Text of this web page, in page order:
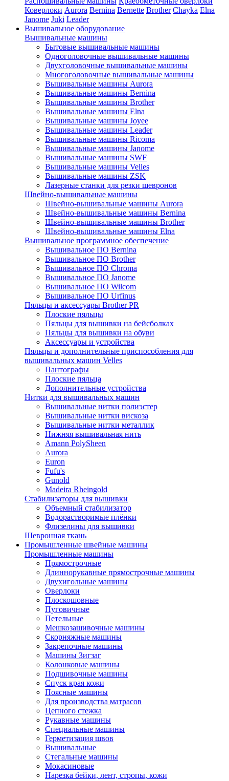
Коверлоки Aurora Bernina Bernette Brother Chayka Elna
Janome Juki Leader
Вышивальное оборудование
Вышивальные машины
Бытовые вышивальные машины
Одноголовочные вышивальные машины
Двухголовочные вышивальные машины
Многоголовочные вышивальные машины
Вышивальные машины Aurora
Вышивальные машины Bernina
Вышивальные машины Brother
Вышивальные машины Elna
Вышивальные машины Joyee
Вышивальные машины Leader
Вышивальные машины Ricoma
Вышивальные машины Janome
Вышивальные машины SWF
Вышивальные машины Velles
Вышивальные машины ZSK
Лазерные станки для резки шевронов
Швейно-вышивальные машины
Швейно-вышивальные машины Aurora
Швейно-вышивальные машины Bernina
Швейно-вышивальные машины Brother
Швейно-вышивальные машины Elna
Вышивальное программное обеспечение
Вышивальное ПО Bernina
Вышивальное ПО Brother
Вышивальное ПО Chroma
Вышивальное ПО Janome
Вышивальное ПО Wilcom
Вышивальное ПО Urfinus
Пяльцы и аксессуары Brother PR
Плоские пяльцы
Пяльцы для вышивки на бейсболках
Пяльцы для вышивки на обуви
Аксессуары и устройства
Пяльцы и дополнительные приспособления для
вышивальных машин Velles
Пантографы
Плоские пяльца
Дополнительные устройства
Нитки для вышивальных машин
Вышивальные нитки полиэстер
Вышивальные нитки вискоза
Вышивальные нитки металлик
Нижняя вышивальная нить
Amann PolySheen
Aurora
Euron
Fufu's
Gunold
Madeira Rheingold
Стабилизаторы для вышивки
Объемный стабилизатор
Водорастворимые плёнки
Флизелины для вышивки
Шевронная ткань
Промышленные швейные машины
Промышленные машины
Прямострочные
Длиннорукавные прямострочные машины
Двухигольные машины
Оверлоки
Плоскошовные
Пуговичные
Петельные
Мешкозашивочные машины
Скорняжные машины
Закрепочные машины
Машины Зигзаг
Колонковые машины
Подшивочные машины
Спуск края кожи
Поясные машины
Для производства матрасов
Цепного стежка
Рукавные машины
Специальные машины
Герметизация швов
Вышивальные
Стегальные машины
Мокасиновые
Нарезка бейки, лент, стропы, кожи